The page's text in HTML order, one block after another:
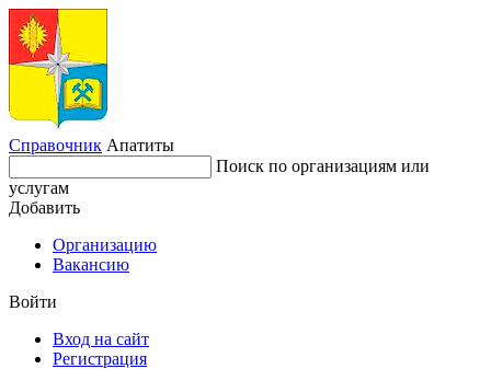
Справочник Апатиты
Поиск по организациям или
услугам
Добавить
Организацию
Вакансию
Войти
Вход на сайт
Регистрация